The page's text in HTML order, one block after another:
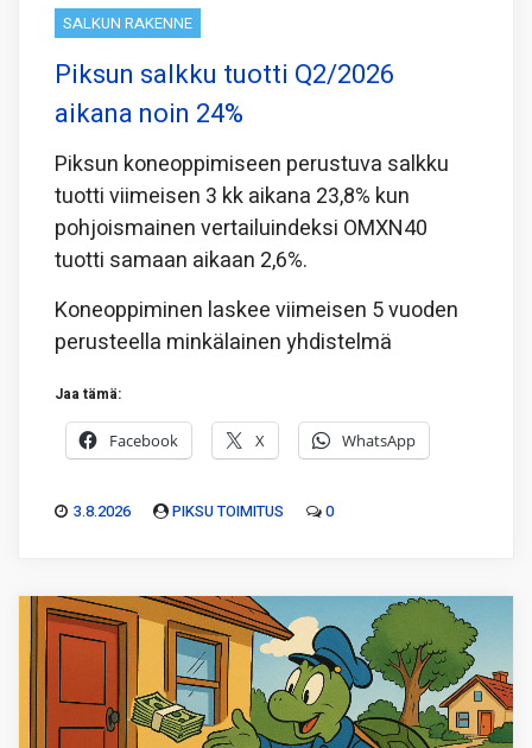
SALKUN RAKENNE
Piksun salkku tuotti Q2/2026
aikana noin 24%
Piksun koneoppimiseen perustuva salkku
tuotti viimeisen 3 kk aikana 23,8% kun
pohjoismainen vertailuindeksi OMXN40
tuotti samaan aikaan 2,6%.
Koneoppiminen laskee viimeisen 5 vuoden
perusteella minkälainen yhdistelmä
Jaa tämä:
Facebook X WhatsApp
3.8.2026 PIKSU TOIMITUS 0